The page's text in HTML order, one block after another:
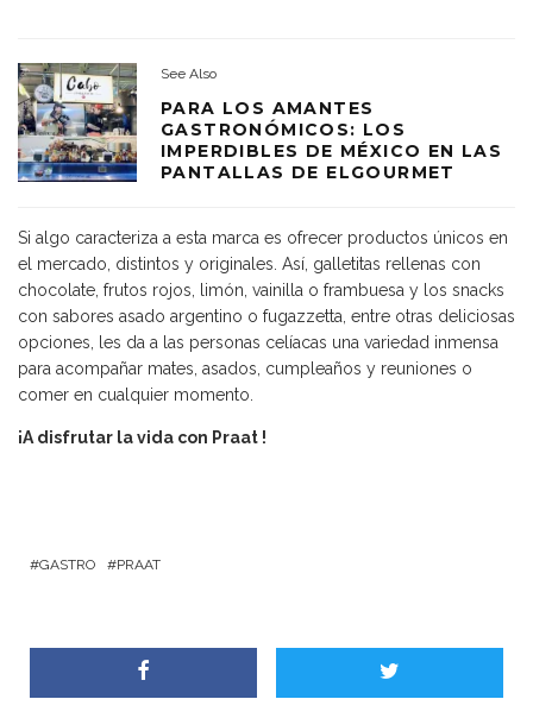
See Also
PARA LOS AMANTES
GASTRONÓMICOS: LOS
IMPERDIBLES DE MÉXICO EN LAS
PANTALLAS DE ELGOURMET
Si algo caracteriza a esta marca es ofrecer productos únicos en
el mercado, distintos y originales. Así, galletitas rellenas con
chocolate, frutos rojos, limón, vainilla o frambuesa y los snacks
con sabores asado argentino o fugazzetta, entre otras deliciosas
opciones, les da a las personas celíacas una variedad inmensa
para acompañar mates, asados, cumpleaños y reuniones o
comer en cualquier momento.
¡A disfrutar la vida con Praat !
GASTRO PRAAT